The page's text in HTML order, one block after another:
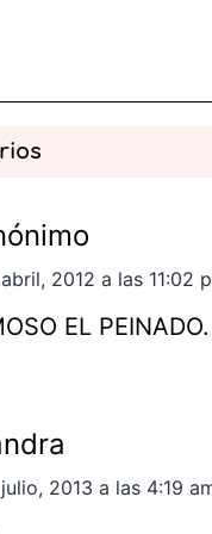
2012 a las 11:02
EL PEINADO.
2013 a las 4:19